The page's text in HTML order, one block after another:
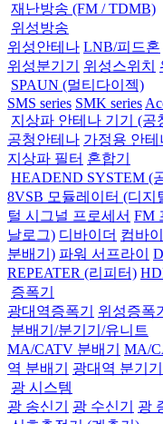
재난방송 (FM / TDMB)
위성방송
위성안테나 LNB/피드혼
위성분기기
위성스위치
SPAUN (멀티다이젝)
SMS series SMK series
지상파 안테나 기기 (공
공청안테나 가정용 안테
지상파 필터 혼합기
HEADEND SYSTEM (
8VSB 모듈레이터 (디지
털 시그널 프로세서 FM
날로그) 디바이더 컴바
분배기) 파워 서프라이
REPEATER (리피터)
증폭기
광대역증폭기
위성증폭기
분배기/분기기/유니트
MA/CATV 분배기
MA/
역 분배기
광대역 분기기
광 시스템
광 송신기
광 수신기 광